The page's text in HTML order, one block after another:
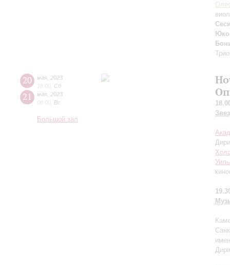
20 мая 2023
18:00 Сб
21 мая 2023
06:00 Вс
Большой зал